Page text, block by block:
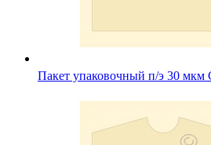
Пакет упаковочный п/э 30